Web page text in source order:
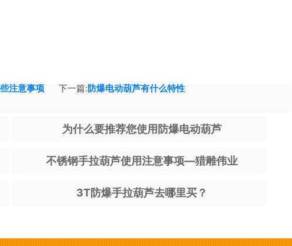
注意事项 下一篇:防爆电动葫芦有什么特性
为什么要推荐您使用防爆电动葫芦
不锈钢手拉葫芦使用注意事项—猎雕伟业
3T防爆手拉葫芦去哪里买？